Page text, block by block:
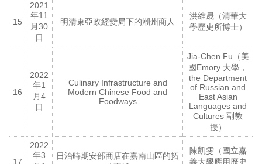
15
2021
年11
月30
日
明清東亞政經變局下的潮州商人
洪維晟（清華大
學歷史所博士）
16
2022
年1
月4
日
Culinary Infrastructure and
Modern Chinese Food and
Foodways
Jia-Chen Fu（美
國Emory 大學，
the Department
of Russian and
East Asian
Languages and
Cultures 副教
授）
17
2022
年3
日治時期安部商店在嘉南山區的拓
陳凱雯（國立嘉
義大學應用歷史